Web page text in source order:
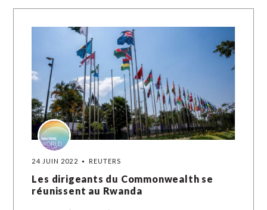
24 JUIN 2022 REUTERS
Les dirigeants du Commonwealth se
réunissent au Rwanda